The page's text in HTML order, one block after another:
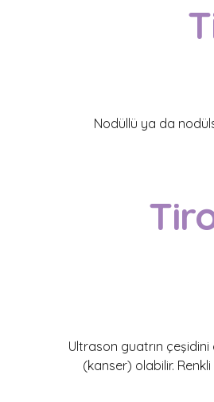
Nodüllü ya da
Ultrason guatrın çeşidini
(kanser) olabilir.